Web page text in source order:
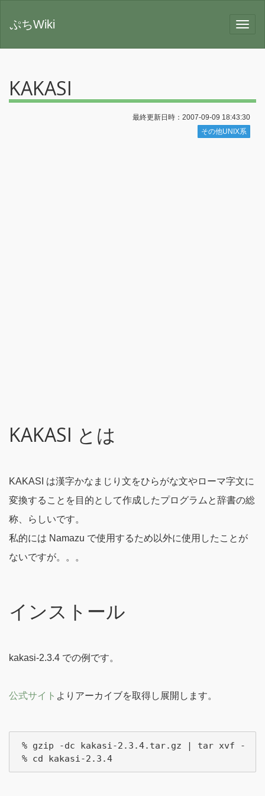
ぷちWiki
KAKASI
最終更新日時：2007-09-09 18:43:30
その他UNIX系
KAKASI とは
KAKASI は漢字かなまじり文をひらがな文やローマ字文に
変換することを目的として作成したプログラムと辞書の総
称、らしいです。
私的には Namazu で使用するため以外に使用したことが
ないですが。。。
インストール
kakasi-2.3.4 での例です。
公式サイト よりアーカイブを取得し展開します。
% gzip -dc kakasi-2.3.4.tar.gz | tar xvf -
% cd kakasi-2.3.4